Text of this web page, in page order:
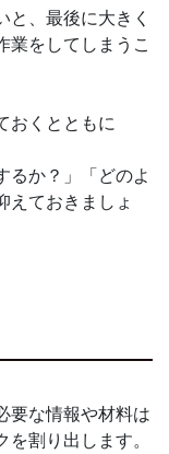
と、最後に大きく
業をしてしまうこ
おくとともに
るか？」「どのよ
えておきましょ
要な情報や材料は
割り出します。